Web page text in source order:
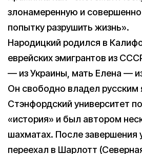
злонамеренную и
попытку разрушить жизнь».
Народицкий родился в
еврейских эмигрантов из
— из Украины, мать Елена —
Он свободно владел русским
Стэнфордский университет
«история» и был автором
шахматах. После завершения
переехал в Шарлотт